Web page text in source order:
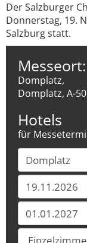
Der Salzburger
Donnerstag, 19.
Salzburg statt.
Messeort:
Domplatz,
Domplatz, A-
Hotels
für